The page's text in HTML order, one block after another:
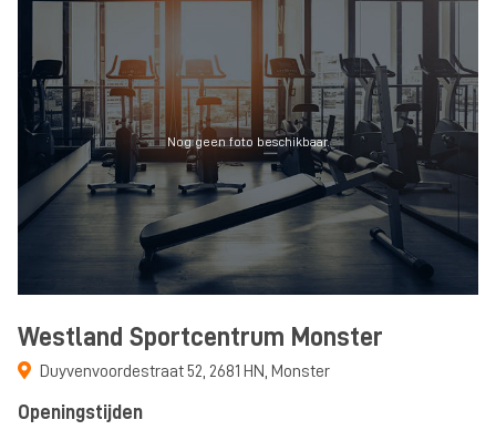
Nog geen foto beschikbaar.
Westland Sportcentrum Monster
Duyvenvoordestraat 52, 2681 HN, Monster
Openingstijden